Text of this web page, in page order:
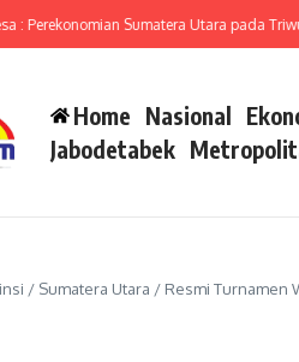
Sumatera Utara pada
Home Nasional
Jabodetabek
/ Sumatera Utara / Resmi Turnamen